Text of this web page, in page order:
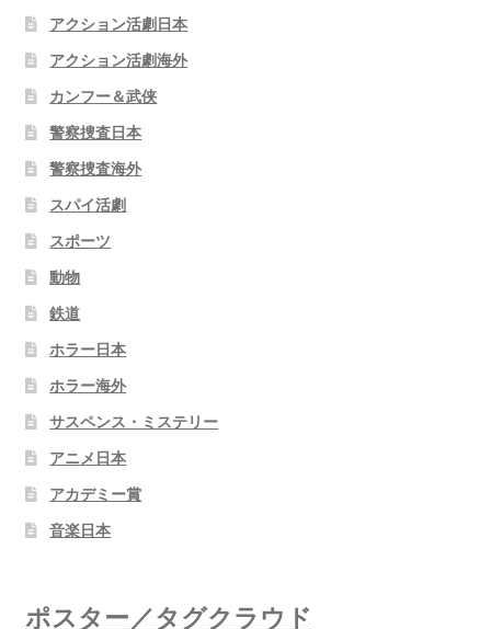
アクション活劇日本
アクション活劇海外
カンフー＆武侠
警察捜査日本
警察捜査海外
スパイ活劇
スポーツ
動物
鉄道
ホラー日本
ホラー海外
サスペンス・ミステリー
アニメ日本
アカデミー賞
音楽日本
ポスター／タグクラウド